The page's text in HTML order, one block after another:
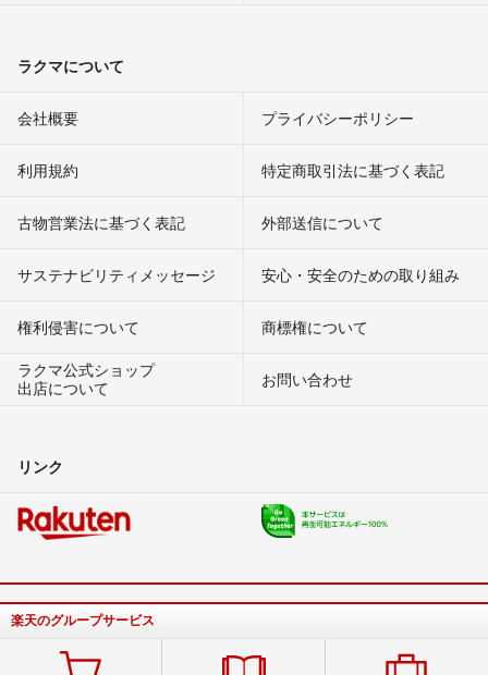
ラクマについて
会社概要 プライバシーポリシー
利用規約 特定商取引法に基づく表記
古物営業法に基づく表記 外部送信について
サステナビリティメッセージ 安心・安全のための取り組み
権利侵害について
商標権について
ラクマ公式ショップ
出店について
お問い合わせ
リンク
楽天のグループサービス